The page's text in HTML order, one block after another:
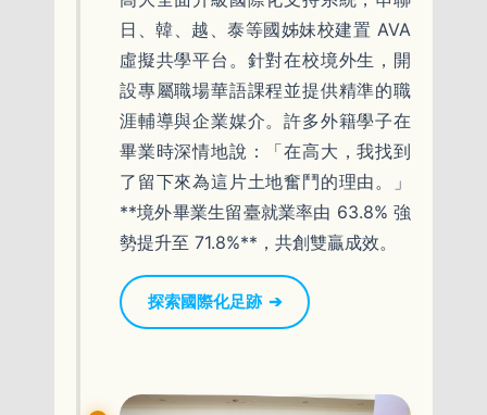
日、韓、越、泰等國姊妹校建置 AVA
虛擬共學平台。針對在校境外生，開
設專屬職場華語課程並提供精準的職
涯輔導與企業媒介。許多外籍學子在
畢業時深情地說：「在高大，我找到
了留下來為這片土地奮鬥的理由。」
**境外畢業生留臺就業率由 63.8% 強
勢提升至 71.8%**，共創雙贏成效。
探索國際化足跡 ➔